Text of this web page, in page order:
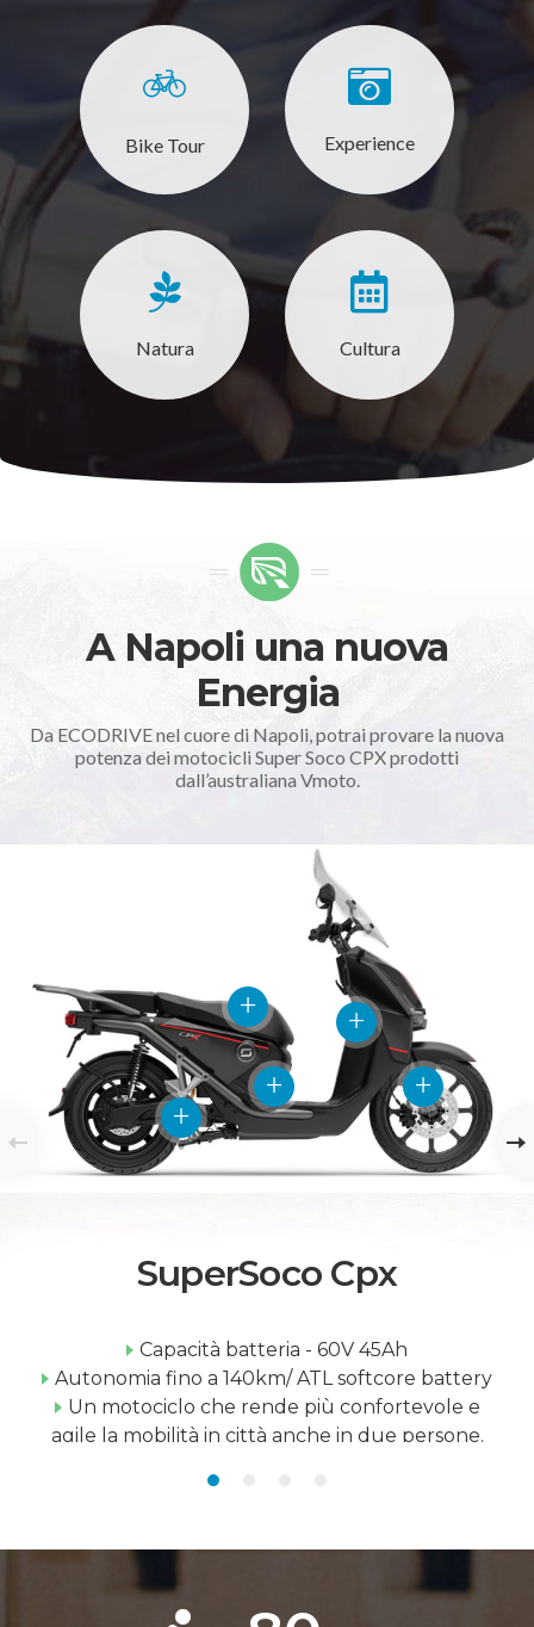
Bike Tour Experience
Natura Cultura
A Napoli una nuova
Energia
Da ECODRIVE nel cuore di Napoli, potrai provare la nuova
potenza dei motocicli Super Soco CPX prodotti
dall’australiana Vmoto.
SuperSoco Cpx
Capacità batteria - 60V 45Ah
Autonomia fino a 140km/ ATL softcore battery
Un motociclo che rende più confortevole e
agile la mobilità in città anche in due persone.